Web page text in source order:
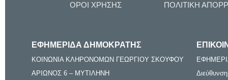
ΟΡΟΙ ΧΡΗΣΗΣ ΠΟΛΙΤΙΚΗ
ΕΦΗΜΕΡΙΔΑ ΔΗΜΟΚΡΑΤΗΣ
ΚΟΙΝΩΝΙΑ ΚΛΗΡΟΝΟΜΩΝ ΓΕΩΡΓΙΟΥ ΣΚΟΥΦΟΥ
ΑΡΙΩΝΟΣ 6 – ΜΥΤΙΛΗΝΗ